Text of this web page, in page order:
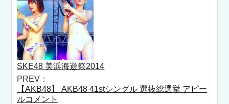
SKE48 美浜海遊祭2014
PREV：
【AKB48】 AKB48 41stシングル 選抜総選挙 アピー
ルコメント